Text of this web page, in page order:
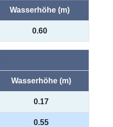
Wasserhöhe (m)
0.60
Wasserhöhe (m)
0.17
0.55